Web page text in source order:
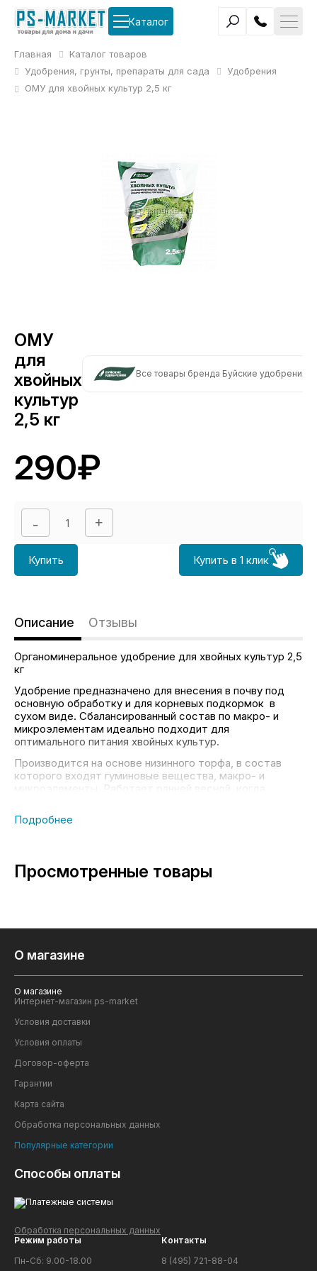
Каталог
Главная
Каталог товаров
Удобрения, грунты, препараты для сада
Удобрения
ОМУ для хвойных культур 2,5 кг
ОМУ
для
хвойных
культур
2,5 кг
Все товары бренда Буйские удобрения
290₽
Купить Купить в 1 клик
Описание Отзывы
Органоминеральное удобрение для хвойных культур 2,5
кг
Удобрение предназначено для внесения в почву под
основную обработку и для корневых подкормок в
сухом виде. Сбалансированный состав по макро- и
микроэлементам идеально подходит для
оптимального питания хвойных культур.
Производится на основе низинного торфа, в состав
которого входят гуминовые вещества, макро- и
микроэлементы. Работает ранней весной, когда
период активной вегетации и осенью, укрепляя
растения на зиму благодаря его пролонгированному
N (%): 4
Органическое вещ-во: 40%
Доп.информация: Не содержит хлор (Cl)
Просмотренные товары
О магазине
О магазине
Интернет-магазин ps-market
Условия доставки
Условия оплаты
Договор-оферта
Гарантии
Карта сайта
Обработка персональных данных
Популярные категории
Способы оплаты
Обработка персональных данных
Режим работы
Пн-Сб: 9.00-18.00
Контакты
8 (495) 721-88-04